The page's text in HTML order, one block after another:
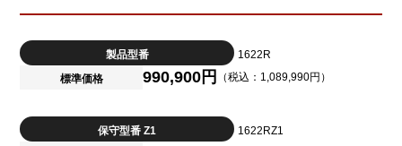
製品型番
1622R
標準価格
990,900円 （税込：1,089,990円）
保守型番 Z1
1622RZ1